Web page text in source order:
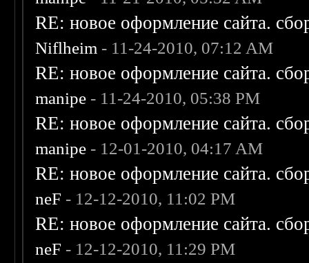
RE: новое оформление сайта.
Niflheim - 11-24-2010, 07:12 AM
RE: новое оформление сайта.
manipe - 11-24-2010, 05:38 PM
RE: новое оформление сайта.
manipe - 12-01-2010, 04:17 AM
RE: новое оформление сайта.
neF - 12-12-2010, 11:02 PM
RE: новое оформление сайта.
neF - 12-12-2010, 11:29 PM